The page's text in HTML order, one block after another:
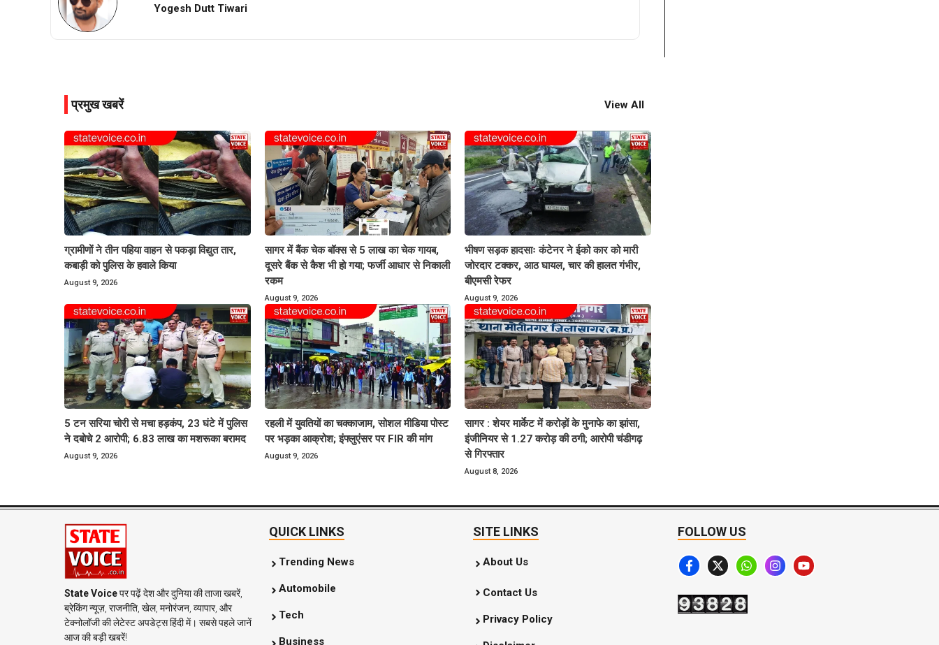
Yogesh Dutt Tiwari
प्रमुख खबरें View All
ग्रामीणों ने तीन पहिया वाहन से पकड़ा विद्युत तार,
कबाड़ी को पुलिस के हवाले किया
August 9, 2026
सागर में बैंक चेक बॉक्स से 5 लाख का चेक गायब,
दूसरे बैंक से कैश भी हो गया; फर्जी आधार से निकाली
रकम
August 9, 2026
भीषण सड़क हादसाः कंटेनर ने ईको कार को मारी
जोरदार टक्कर, आठ घायल, चार की हालत गंभीर,
बीएमसी रेफर
August 9, 2026
5 टन सरिया चोरी से मचा हड़कंप, 23 घंटे में पुलिस
ने दबोचे 2 आरोपी; 6.83 लाख का मशरूका बरामद
August 9, 2026
रहली में युवतियों का चक्काजाम, सोशल मीडिया पोस्ट
पर भड़का आक्रोश; इंफ्लुएंसर पर FIR की मांग
August 9, 2026
सागर : शेयर मार्केट में करोड़ों के मुनाफे का झांसा,
इंजीनियर से 1.27 करोड़ की ठगी; आरोपी चंडीगढ़
से गिरफ्तार
August 8, 2026
State Voiceपर पढ़ें देश और दुनिया की ताजा खबरें,
ब्रेकिंग न्यूज़, राजनीति, खेल, मनोरंजन, व्यापार, और
टेक्नोलॉजी की लेटेस्ट अपडेट्स हिंदी में। सबसे पहले जानें
आज की बड़ी खबरें!
QUICK LINKS
Trending News
Automobile
Tech
Business
SITE LINKS
About Us
Contact Us
Privacy Policy
FOLLOW US